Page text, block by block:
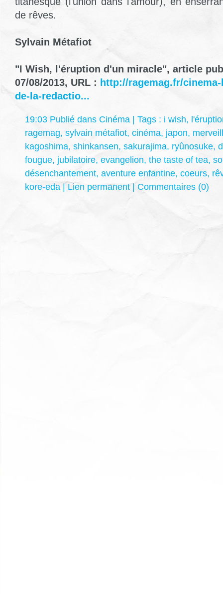
de rêves.
Sylvain Métafiot
"I Wish, l'éruption d'un miracle", article
07/08/2013, URL : http://ragemag.fr/
de-la-redactio...
19:03 Publié dans Cinéma | Tags : i wish,
ragemag, sylvain métafiot, cinéma, japon,
kagoshima, shinkansen, sakurajima, ryûnosuke,
fougue, jubilatoire, evangelion, the taste of tea,
désenchantement, aventure enfantine, coeurs,
kore-eda
Lien permanent Commentaires (0)